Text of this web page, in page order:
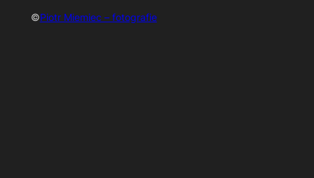
©Piotr Miemiec – fotografie